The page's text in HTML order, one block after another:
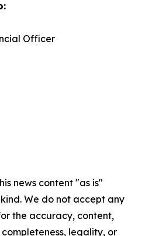
Officer
news content "as is"
We do not accept any
the accuracy, content,
legality, or